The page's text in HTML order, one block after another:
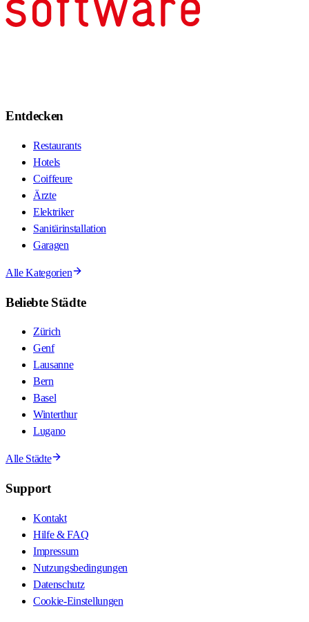
Entdecken
Restaurants
Hotels
Coiffeure
Ärzte
Elektriker
Sanitärinstallation
Garagen
Alle Kategorien
Beliebte Städte
Zürich
Genf
Lausanne
Bern
Basel
Winterthur
Lugano
Alle Städte
Support
Kontakt
Hilfe & FAQ
Impressum
Nutzungsbedingungen
Datenschutz
Cookie-Einstellungen